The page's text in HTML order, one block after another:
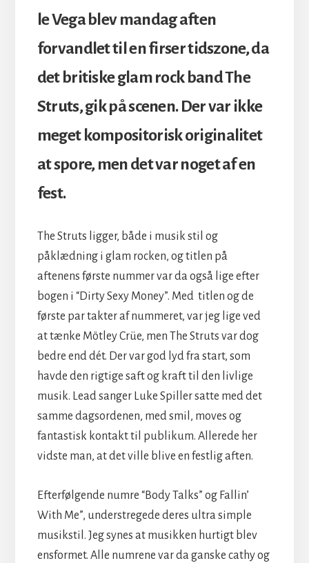
le Vega blev mandag aften
forvandlet til en firser tidszone, da
det britiske glam rock band The
Struts, gik på scenen. Der var ikke
meget kompositorisk originalitet
at spore, men det var noget af en
fest.
The Struts ligger, både i musik stil og
påklædning i glam rocken, og titlen på
aftenens første nummer var da også lige efter
bogen i “Dirty Sexy Money”. Med titlen og de
første par takter af nummeret, var jeg lige ved
at tænke Mötley Crüe, men The Struts var dog
bedre end dét. Der var god lyd fra start, som
havde den rigtige saft og kraft til den livlige
musik. Lead sanger Luke Spiller satte med det
samme dagsordenen, med smil, moves og
fantastisk kontakt til publikum. Allerede her
vidste man, at det ville blive en festlig aften.
Efterfølgende numre “Body Talks” og Fallin’
With Me”, understregede deres ultra simple
musikstil. Jeg synes at musikken hurtigt blev
ensformet. Alle numrene var da ganske cathy og